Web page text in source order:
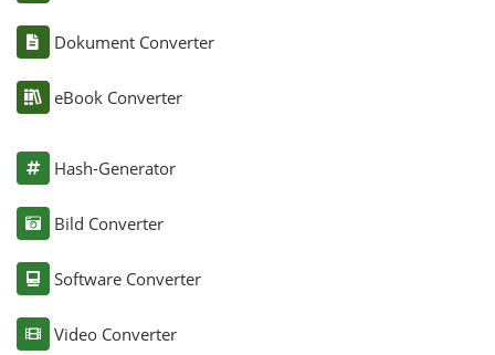
Dokument Converter
eBook Converter
Hash-Generator
Bild Converter
Software Converter
Video Converter